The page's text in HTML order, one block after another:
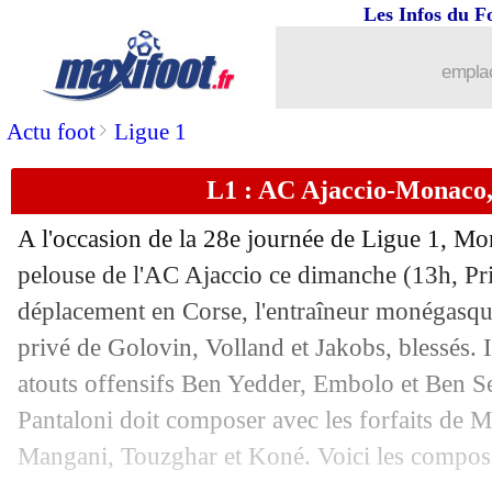
Actu foot> Ligue 1
Les Infos du
L1 : AC Ajaccio-
A l'occasion de la 28e journée de Ligue 1,
pelouse de l'AC Ajaccio ce dimanche (13h,
déplacement en Corse, l'entraîneur
privé de Golovin, Volland et Jakobs, blessés.
atouts offensifs Ben Yedder, Embolo et Ben
Pantaloni doit composer avec les forfaits de
Mangani, Touzghar et Koné. Voici les
: Montpellier 2-1 Clermont (fini)
19/03 Barça: Villa fan du duo Pedri-Gavi
: Paris SG-Rennes, les compos
19/03 Montpellier: sa réputation, Der
19/03 Esp. : le Betis reste dans la course au
19/03 Ajaccio : Barreto accuse le coup
19/03 Monaco : Fofana ne retient que la
19/03 L1 : AC Ajaccio 0-2 Monaco (fini)